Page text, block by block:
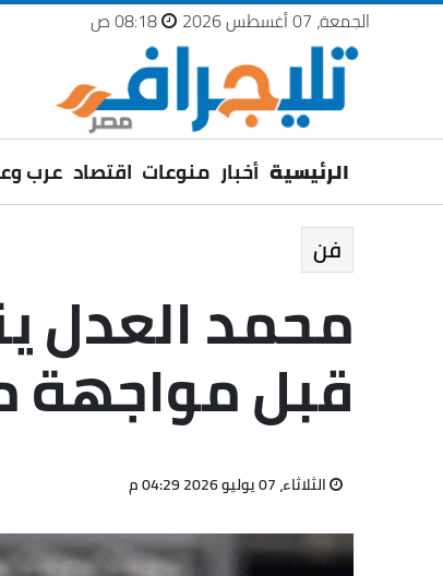
الجمعة، 07 أغسطس 2026
08:18 ص
الرئيسية أخبار منوعات اقتصاد عرب
فن
محمد العدل
قبل مواجهة
الثلاثاء، 07 يوليو 2026 04:29 م